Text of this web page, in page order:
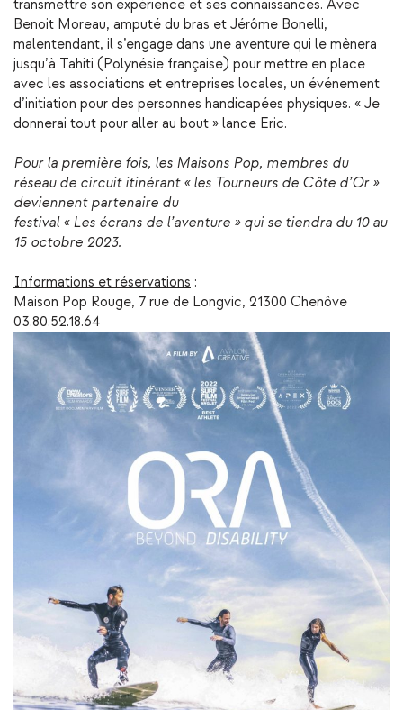
transmettre son expérience et ses connaissances. Avec
Benoit Moreau, amputé du bras et Jérôme Bonelli,
malentendant, il s’engage dans une aventure qui le mènera
jusqu’à Tahiti (Polynésie française) pour mettre en place
avec les associations et entreprises locales, un événement
d’initiation pour des personnes handicapées physiques. « Je
donnerai tout pour aller au bout » lance Eric.
Pour la première fois, les Maisons Pop, membres du
réseau de circuit itinérant « les Tourneurs de Côte d’Or »
deviennent partenaire du
festival « Les écrans de l’aventure » qui se tiendra du 10 au
15 octobre 2023.
Informations et réservations :
Maison Pop Rouge, 7 rue de Longvic, 21300 Chenôve
03.80.52.18.64